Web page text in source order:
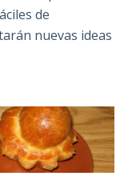
de
nuevas ideas